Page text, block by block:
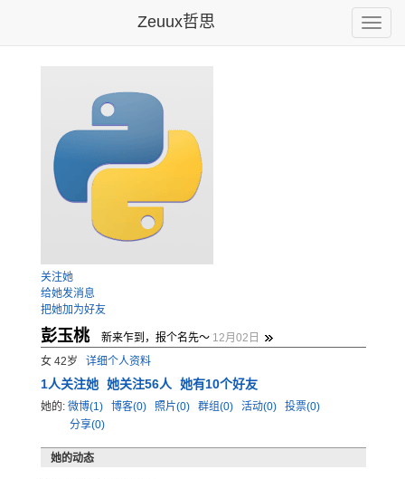
Toggle
Zeuux哲思
关注她
给她发消息
把她加为好友
彭玉桃 新来乍到，报个名先～ 12月02日
女 42岁 详细个人资料
1人关注她 她关注56人 她有10个好友
她的: 微博(1) 博客(0) 照片(0) 群组(0) 活动(0)
投票(0)
分享(0)
她的动态